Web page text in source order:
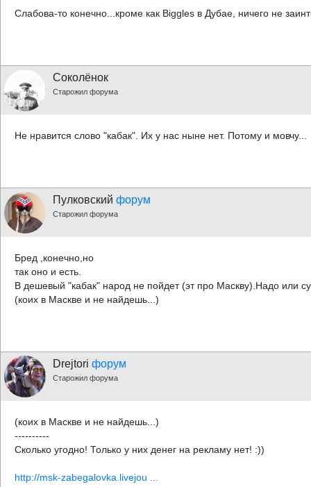
Слабова-то конечно...кроме как Biggles в Дубае, ничего не
Соколёнок
Старожил форума
Не нравится слово "кабак". Их у нас ныне нет. Потому и мовчу...
Пулковский форум
Старожил форума
Бред ,конечно,но
так оно и есть.
В дешевый "кабак" народ не пойдет (эт про Маскву).Надо или
(коих в Маскве и не найдешь...)
Drejtori форум
Старожил форума
(коих в Маскве и не найдешь...)
----------
Сколько угодно! Только у них денег на рекламу нет! :))
http://msk-zabegalovka.livejou ...